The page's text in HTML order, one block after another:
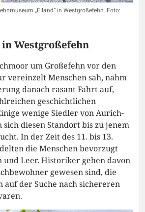
„Eiland“ in Westgroßefehn. Foto:
Westgroßefehn
um Großefehn vor den
vereinzelt Menschen sah, nahm
danach rasant Fahrt auf,
geschichtlichen
wenige Siedler von Aurich-
diesen Standort bis zu jenem
In der Zeit des 11. bis 13.
die Menschen bevorzugt
und Leer. Historiker gehen davon
gewesen sind, die
auf der Suche nach sichereren